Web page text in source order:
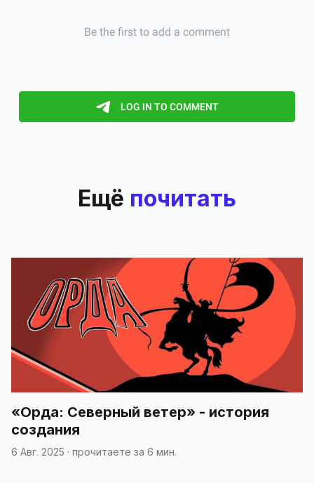
Ещё почитать
«Орда: Северный ветер» - история
создания
6 Авг. 2025 · прочитаете за 6 мин.